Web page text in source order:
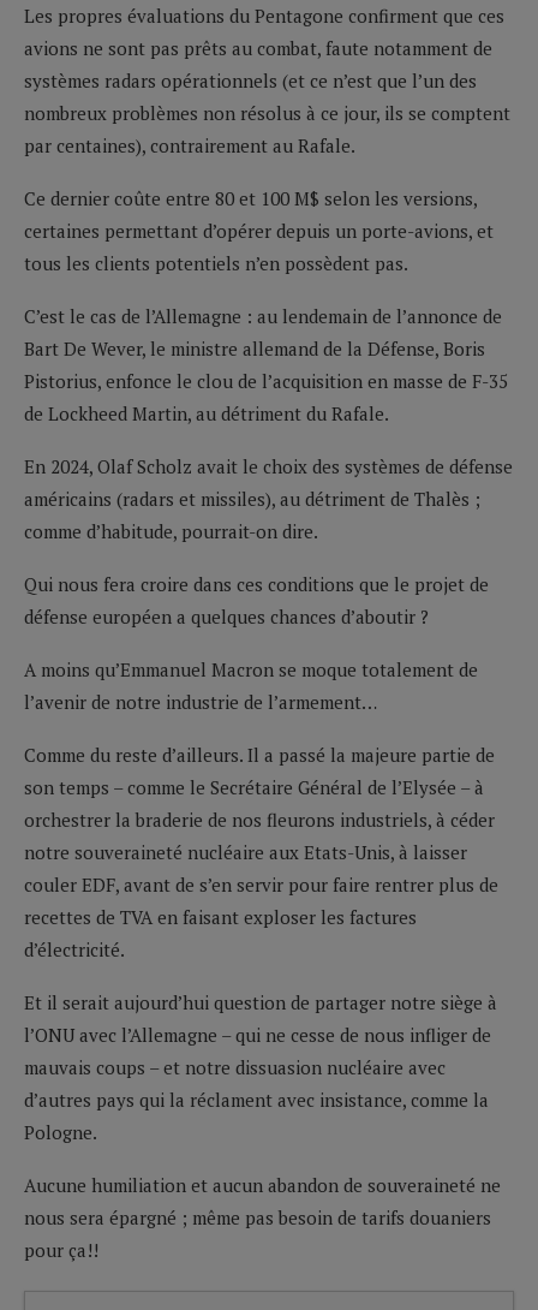
Les propres évaluations du Pentagone confirment que ces
avions ne sont pas prêts au combat, faute notamment de
systèmes radars opérationnels (et ce n’est que l’un des
nombreux problèmes non résolus à ce jour, ils se comptent
par centaines), contrairement au Rafale.
Ce dernier coûte entre 80 et 100 M$ selon les versions,
certaines permettant d’opérer depuis un porte-avions, et
tous les clients potentiels n’en possèdent pas.
C’est le cas de l’Allemagne : au lendemain de l’annonce de
Bart De Wever, le ministre allemand de la Défense, Boris
Pistorius, enfonce le clou de l’acquisition en masse de F-35
de Lockheed Martin, au détriment du Rafale.
En 2024, Olaf Scholz avait le choix des systèmes de défense
américains (radars et missiles), au détriment de Thalès ;
comme d’habitude, pourrait-on dire.
Qui nous fera croire dans ces conditions que le projet de
défense européen a quelques chances d’aboutir ?
A moins qu’Emmanuel Macron se moque totalement de
l’avenir de notre industrie de l’armement…
Comme du reste d’ailleurs. Il a passé la majeure partie de
son temps – comme le Secrétaire Général de l’Elysée – à
orchestrer la braderie de nos fleurons industriels, à céder
notre souveraineté nucléaire aux Etats-Unis, à laisser
couler EDF, avant de s’en servir pour faire rentrer plus de
recettes de TVA en faisant exploser les factures
d’électricité.
Et il serait aujourd’hui question de partager notre siège à
l’ONU avec l’Allemagne – qui ne cesse de nous infliger de
mauvais coups – et notre dissuasion nucléaire avec
d’autres pays qui la réclament avec insistance, comme la
Pologne.
Aucune humiliation et aucun abandon de souveraineté ne
nous sera épargné ; même pas besoin de tarifs douaniers
pour ça!!